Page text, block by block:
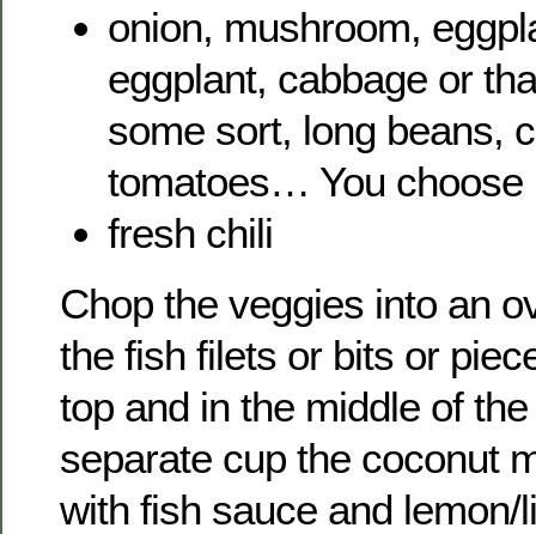
onion, mushroom,
eggplant, cabbage or
some sort, long beans,
tomatoes… You choose
fresh chili
Chop the veggies into an
the fish filets or bits or
top and in the middle of
separate cup the coconut
with fish sauce and lemon/